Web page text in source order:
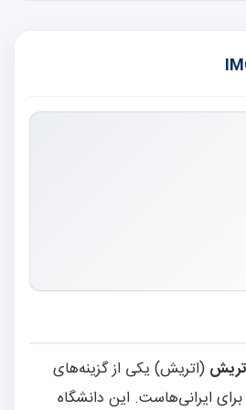
(اتریش) یکی از گزینه‌های
جدی تحصیل abroad برای ایرانی‌هاست. این دانشگاه